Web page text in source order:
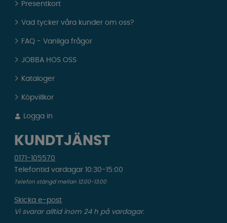
Presentkort
Vad tycker våra kunder om oss?
FAQ - Vanliga frågor
JOBBA HOS OSS
Kataloger
Köpvillkor
Logga in
KUNDTJÄNST
0171-105570
Telefontid vardagar 10:30-15:00
Telefon stängd mellan 12:00-13:00
Skicka e-post
Vi svarar alltid inom 24 h på vardagar.